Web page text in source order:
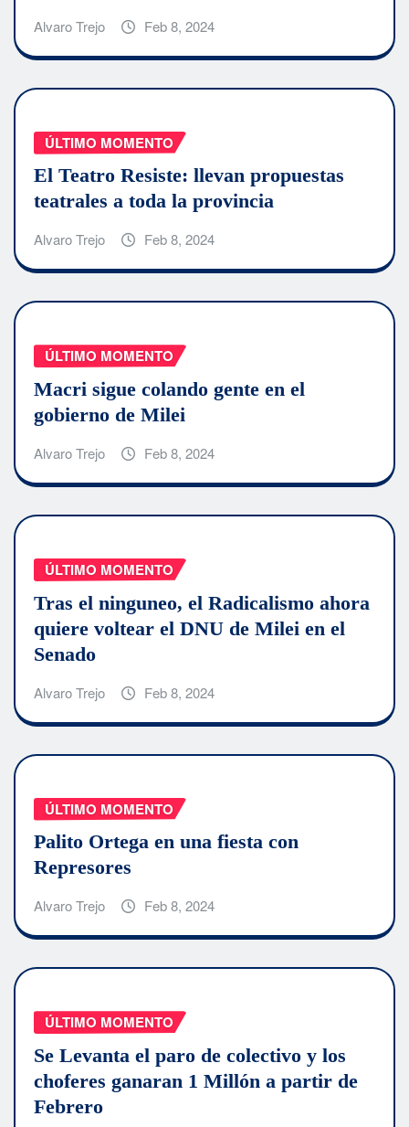
Alvaro Trejo Feb 8, 2024
ÚLTIMO MOMENTO
El Teatro Resiste: llevan propuestas
teatrales a toda la provincia
Alvaro Trejo Feb 8, 2024
ÚLTIMO MOMENTO
Macri sigue colando gente en el
gobierno de Milei
Alvaro Trejo Feb 8, 2024
ÚLTIMO MOMENTO
Tras el ninguneo, el Radicalismo ahora
quiere voltear el DNU de Milei en el
Senado
Alvaro Trejo Feb 8, 2024
ÚLTIMO MOMENTO
Palito Ortega en una fiesta con
Represores
Alvaro Trejo Feb 8, 2024
ÚLTIMO MOMENTO
Se Levanta el paro de colectivo y los
choferes ganaran 1 Millón a partir de
Febrero